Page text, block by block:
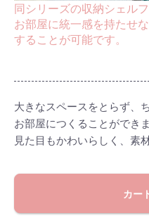
同シリーズの収納シェルフ
お部屋に統一感を持たせ
することが可能です。
大きなスペースをとらず、
お部屋につくることができま
見た目もかわいらしく、素
カー